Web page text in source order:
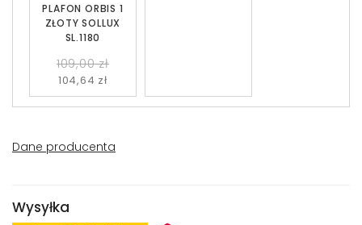
PLAFON ORBIS 1
ZŁOTY SOLLUX
SL.1180
109,00 zł
104,64 zł
Dane producenta
Wysyłka